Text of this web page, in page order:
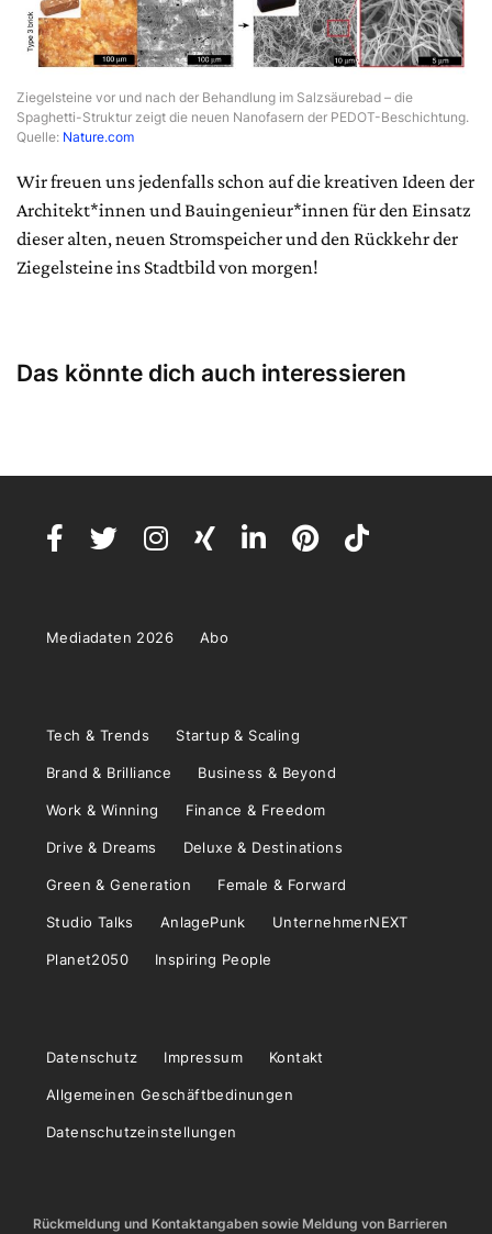
Ziegelsteine vor und nach der Behandlung im Salzsäurebad – die
Spaghetti-Struktur zeigt die neuen Nanofasern der PEDOT-Beschichtung.
Quelle: Nature.com
Wir freuen uns jedenfalls schon auf die kreativen Ideen der
Architekt*innen und Bauingenieur*innen für den Einsatz
dieser alten, neuen Stromspeicher und den Rückkehr der
Ziegelsteine ins Stadtbild von morgen!
Das könnte dich auch interessieren
Mediadaten 2026 Abo
Tech & Trends Startup & Scaling
Brand & Brilliance Business & Beyond
Work & Winning Finance & Freedom
Drive & Dreams Deluxe & Destinations
Green & Generation Female & Forward
Studio Talks AnlagePunk UnternehmerNEXT
Planet2050 Inspiring People
Datenschutz Impressum Kontakt
Allgemeinen Geschäftbedinungen
Datenschutzeinstellungen
Rückmeldung und Kontaktangaben sowie Meldung von Barrieren